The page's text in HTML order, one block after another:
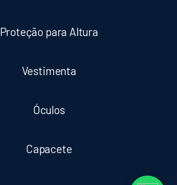
Proteção para Altura
Vestimenta
Óculos
Capacete